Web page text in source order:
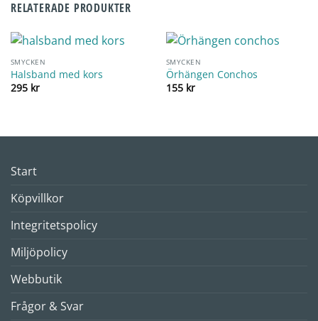
RELATERADE PRODUKTER
SMYCKEN
Halsband med kors
295 kr
SMYCKEN
Örhängen Conchos
155 kr
Start
Köpvillkor
Integritetspolicy
Miljöpolicy
Webbutik
Frågor & Svar